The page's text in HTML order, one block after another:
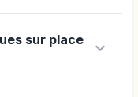
sur place
keyboard_arrow_down